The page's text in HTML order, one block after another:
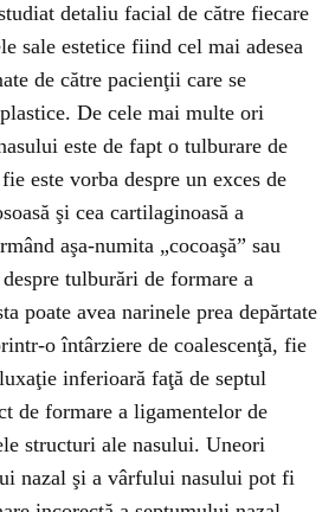
detaliu facial de către fiecare
sale estetice fiind cel mai adesea
de către pacienţii care se
De cele mai multe ori
este de fapt o tulburare de
este vorba despre un exces de
şi cea cartilaginoasă a
aşa-numita „cocoaşă” sau
tulburări de formare a
poate avea narinele prea depărtate
o întârziere de coalescenţă, fie
inferioară faţă de septul
de formare a ligamentelor de
structuri ale nasului. Uneori
nazal şi a vârfului nasului pot fi